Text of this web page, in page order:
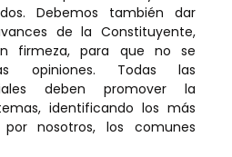
Debemos también dar
de la Constituyente,
firmeza, para que no se
opiniones. Todas las
deben promover la
identificando los más
nosotros, los comunes